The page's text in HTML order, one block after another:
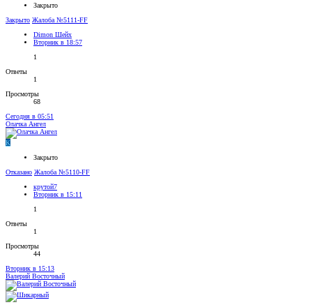
Закрыто
Закрыто Жалоба №5111-FF
Dimon Шейх
Вторник в 18:57
1
Ответы
1
Просмотры
68
Сегодня в 05:51
Олачка Ангел
К
Закрыто
Отказано Жалоба №5110-FF
крутой7
Вторник в 15:11
1
Ответы
1
Просмотры
44
Вторник в 15:13
Валерий Восточный